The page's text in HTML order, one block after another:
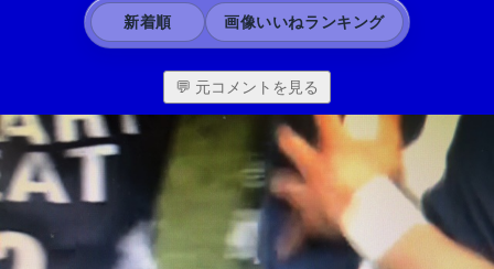
新着順 画像いいねランキング
💬 元コメントを見る